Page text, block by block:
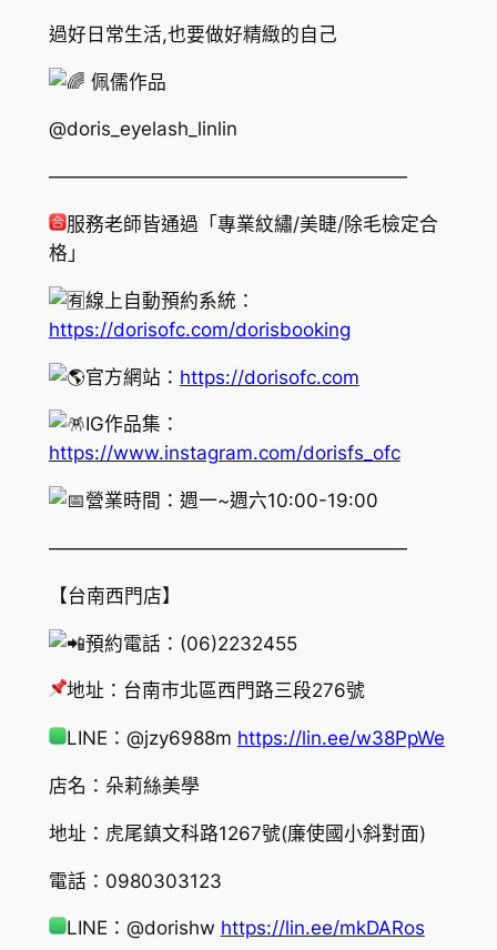
過好日常生活,也要做好精緻的自己
佩儒作品
@doris_eyelash_linlin
———————————————————
服務老師皆通過「專業紋繡/美睫/除毛檢定合
格」
線上自動預約系統：
https://dorisofc.com/dorisbooking
官方網站： https://dorisofc.com
IG作品集：
https://www.instagram.com/dorisfs_ofc
營業時間：週一~週六10:00-19:00
———————————————————
【台南西門店】
預約電話：(06)2232455
地址：台南市北區西門路三段276號
LINE：@jzy6988m https://lin.ee/w38PpWe
店名：朵莉絲美學
地址：虎尾鎮文科路1267號(廉使國小斜對面)
電話：0980303123
LINE：@dorishw https://lin.ee/mkDARos